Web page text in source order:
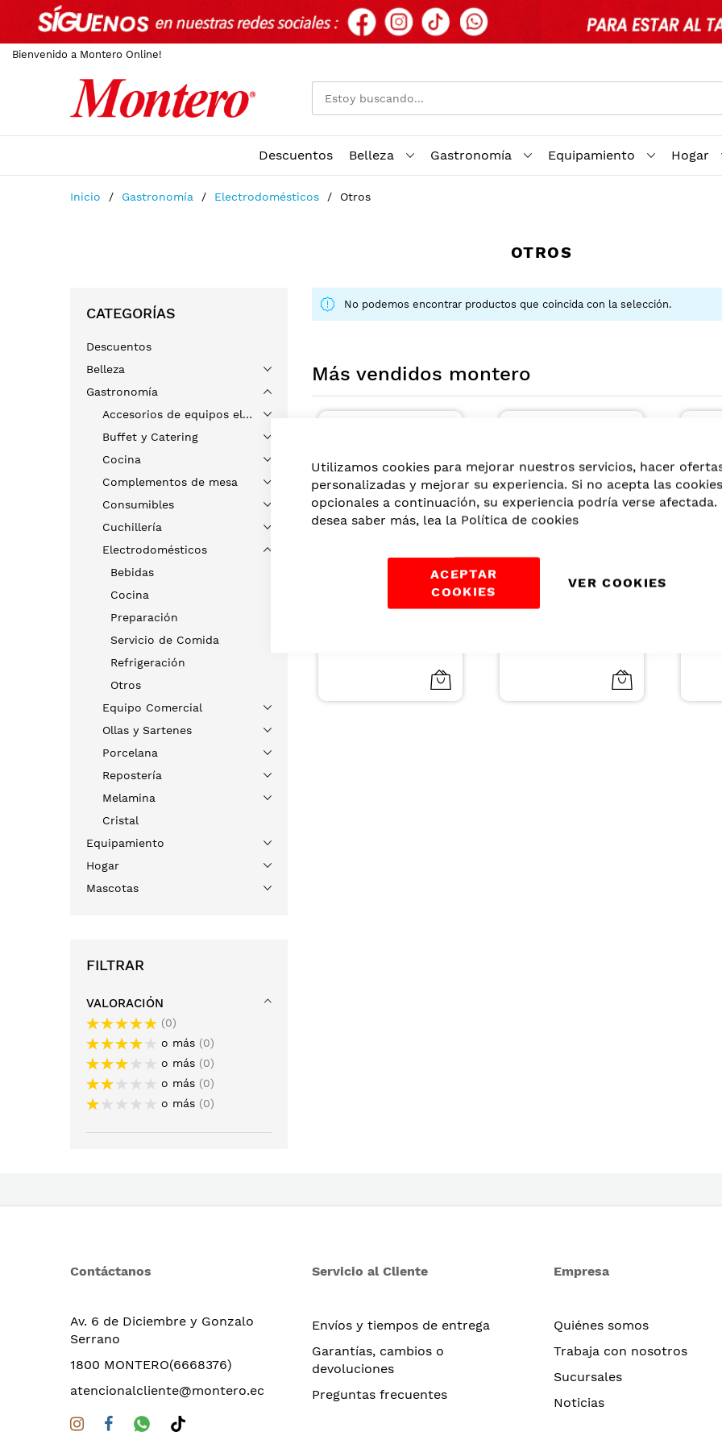
Utilizamos cookies para mejorar nuestros servicios, hacer
personalizadas y mejorar su experiencia. Si no acepta las cookies
opcionales a continuación, su experiencia podría verse afectada.
desea saber más, lea la Política de cookies
ACEPTAR
COOKIES
VER COOKIES
Bienvenido a Montero Online!
Descuentos Belleza Gastronomía Equipamiento Hogar
Inicio Gastronomía Electrodomésticos Otros
OTROS
Más vendidos montero
MALLA MEDIANA
PARA CABELLO
COLOR CAFE X 3UN
US$2,65
10VOL 135ML
No podemos encontrar productos que coincida con la selección.
CATEGORÍAS
Descuentos
Belleza
Gastronomía
Accesorios de equipos eléctricos
Buffet y Catering
Cocina
Complementos de mesa
Consumibles
Cuchillería
Electrodomésticos
Bebidas
Cocina
Preparación
Servicio de Comida
Refrigeración
Otros
Equipo Comercial
Ollas y Sartenes
Porcelana
Repostería
Melamina
Cristal
Equipamiento
Hogar
Mascotas
FILTRAR
VALORACIÓN
0
o más
0
o más
0
o más
0
o más
0
Contáctanos
Av. 6 de Diciembre y Gonzalo
Serrano
1800 MONTERO(6668376)
atencionalcliente@montero.ec
Servicio al Cliente
Envíos y tiempos de entrega
Garantías, cambios o
devoluciones
Preguntas frecuentes
Empresa
Quiénes somos
Trabaja con nosotros
Sucursales
Noticias